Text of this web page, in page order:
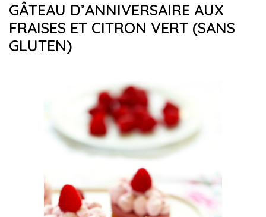
GÂTEAU D’ANNIVERSAIRE AUX
FRAISES ET CITRON VERT (SANS
GLUTEN)